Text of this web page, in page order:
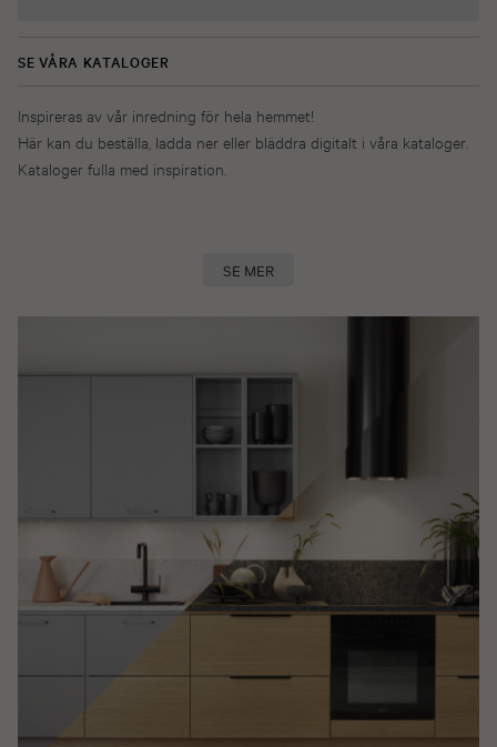
SE VÅRA KATALOGER
Inspireras av vår inredning för hela hemmet!
Här kan du beställa, ladda ner eller bläddra digitalt i våra kataloger.
Kataloger fulla med inspiration.
SE MER